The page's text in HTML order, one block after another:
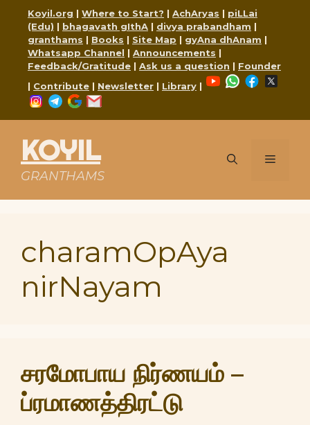
content
Koyil.org | Where to Start? | AchAryas | piLLai
(Edu) | bhagavath gIthA | divya prabandham |
granthams | Books | Site Map | gyAna dhAnam |
Whatsapp Channel | Announcements |
Feedback/Gratitude | Ask us a question | Founder
| Contribute | Newsletter | Library |
YouTubeWhatsApp
Facebook
Instagram
Telegram
Google
KOYIL
GRANTHAMS
Menu
charamOpAya
nirNayam
சரமோபாய நிர்ணயம் –
ப்ரமாணத்திரட்டு